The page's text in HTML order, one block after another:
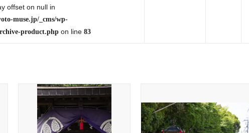
offset on null in
muse.jp/_cms/wp-
product.php on line 83